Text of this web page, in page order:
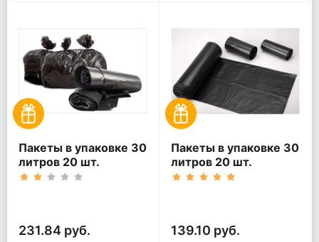
Пакеты в упаковке 30
литров 20 шт.
(20шт*5рул)
231.84 руб.
Пакеты в упаковке 30
литров 20 шт.
(20шт*3рул)
139.10 руб.